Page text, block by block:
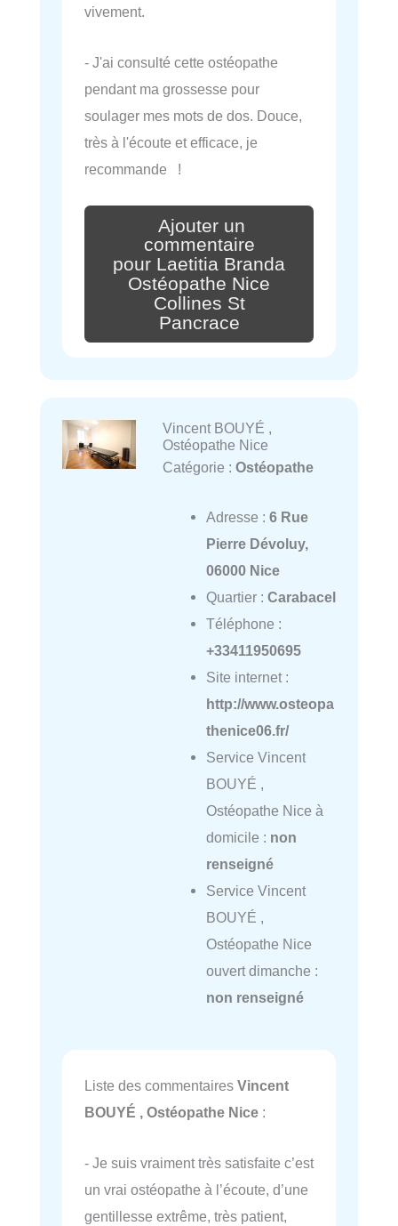
vivement.
- J'ai consulté cette ostéopathe
pendant ma grossesse pour
soulager mes mots de dos. Douce,
très à l'écoute et efficace, je
recommande !
Ajouter un
commentaire
pour Laetitia Branda
Ostéopathe Nice
Collines St
Pancrace
Vincent BOUYÉ ,
Ostéopathe Nice
Catégorie : Ostéopathe
Adresse : 6 Rue
Pierre Dévoluy,
06000 Nice
Quartier : Carabacel
Téléphone :
+33411950695
Site internet :
http://www.osteopa
thenice06.fr/
Service Vincent
BOUYÉ ,
Ostéopathe Nice à
domicile : non
renseigné
Service Vincent
BOUYÉ ,
Ostéopathe Nice
ouvert dimanche :
non renseigné
Liste des commentaires Vincent
BOUYÉ , Ostéopathe Nice :
- Je suis vraiment très satisfaite c’est
un vrai ostéopathe à l’écoute, d’une
gentillesse extrême, très patient,